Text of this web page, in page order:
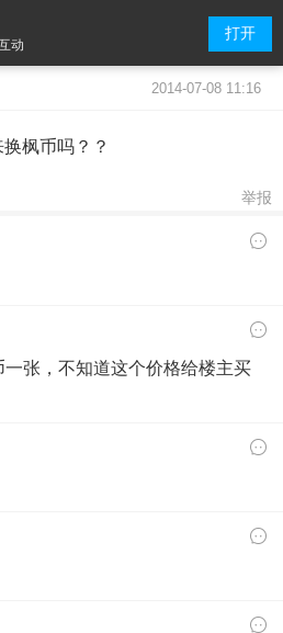
动
打开
2014-07-08 11:16
枫币吗？？
举报
张，不知道这个价格给楼主买